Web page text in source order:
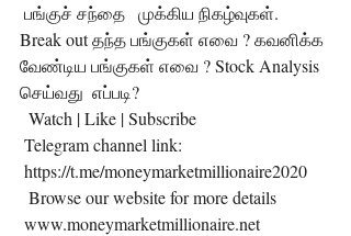
Break out தந்த பங்குகள் எவை ? கவனிக்க
வேண்டிய பங்குகள் எவை ? Stock Analysis
செய்வது  எப்படி?
  Watch | Like | Subscribe
Telegram channel link:
https://t.me/moneymarketmillionaire2020
  Browse our website for more details
www.moneymarketmillionaire.net